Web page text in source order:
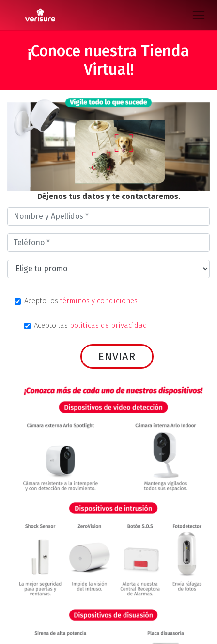
¡Conoce nuestra Tienda
Virtual!
Déjenos tus datos y te contactaremos.
Acepto lostérminos y condiciones
Acepto las políticas de privacidad